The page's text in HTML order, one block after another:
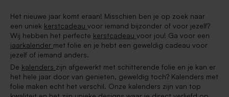
Het nieuwe jaar komt eraan! Misschien ben je op zoek naar
een uniek kerstcadeau voor iemand bijzonder of voor jezelf?
Wij hebben het perfecte kerstcadeau voor jou! Ga voor een
jaarkalender met folie en je hebt een geweldig cadeau voor
jezelf of iemand anders.
De kalenders zijn afgewerkt met schitterende folie en je kan er
het hele jaar door van genieten, geweldig toch? Kalenders met
folie maken echt het verschil. Onze kalenders zijn van top